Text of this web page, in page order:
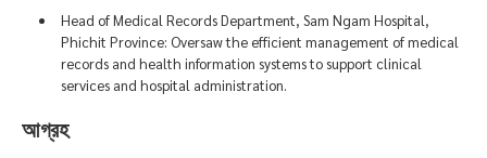
Head of Medical Records Department, Sam Ngam Hospital,
Phichit Province: Oversaw the efficient management of medical
records and health information systems to support clinical
services and hospital administration.
আগ্রহ